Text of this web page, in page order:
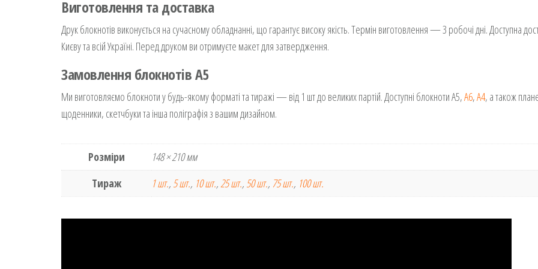
Виготовлення та доставка
Друк блокнотів виконується на сучасному обладнанні, що гарантує високу якість. Термін виготовлення — 3 робочі дні. Доступна
Києву та всій Україні. Перед друком ви отримуєте макет для затвердження.
Замовлення блокнотів А5
Ми виготовляємо блокноти у будь-якому форматі та тиражі — від 1 шт до великих партій. Доступні блокноти А5,А6,А4, а також
щоденники, скетчбуки та інша поліграфія з вашим дизайном.
Розміри
148 × 210 мм
Тираж
1 шт., 5 шт., 10 шт.,25 шт., 50 шт., 75 шт., 100 шт.